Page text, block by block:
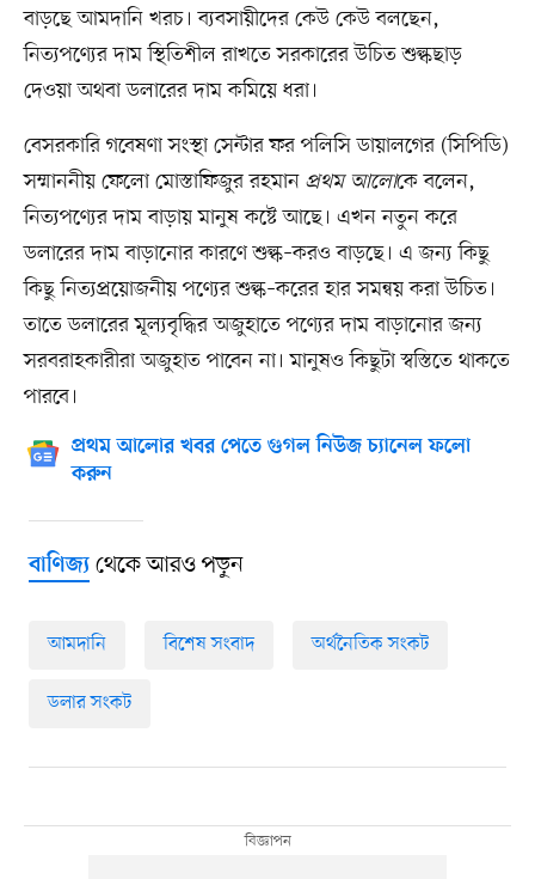
বাড়ছে আমদানি খরচ। ব্যবসায়ীদের কেউ কেউ বলছেন,
নিত্যপণ্যের দাম স্থিতিশীল রাখতে সরকারের উচিত শুল্কছাড়
দেওয়া অথবা ডলারের দাম কমিয়ে ধরা।
বেসরকারি গবেষণা সংস্থা সেন্টার ফর পলিসি ডায়ালগের (সিপিডি)
সম্মাননীয় ফেলো মোস্তাফিজুর রহমান প্রথম আলোকে বলেন,
নিত্যপণ্যের দাম বাড়ায় মানুষ কষ্টে আছে। এখন নতুন করে
ডলারের দাম বাড়ানোর কারণে শুল্ক–করও বাড়ছে। এ জন্য কিছু
কিছু নিত্যপ্রয়োজনীয় পণ্যের শুল্ক–করের হার সমন্বয় করা উচিত।
তাতে ডলারের মূল্যবৃদ্ধির অজুহাতে পণ্যের দাম বাড়ানোর জন্য
সরবরাহকারীরা অজুহাত পাবেন না। মানুষও কিছুটা স্বস্তিতে থাকতে
পারবে।
প্রথম আলোর খবর পেতে গুগল নিউজ চ্যানেল ফলো
করুন
বাণিজ্যথেকে আরও পড়ুন
আমদানি বিশেষ সংবাদ অর্থনৈতিক সংকট
ডলার সংকট